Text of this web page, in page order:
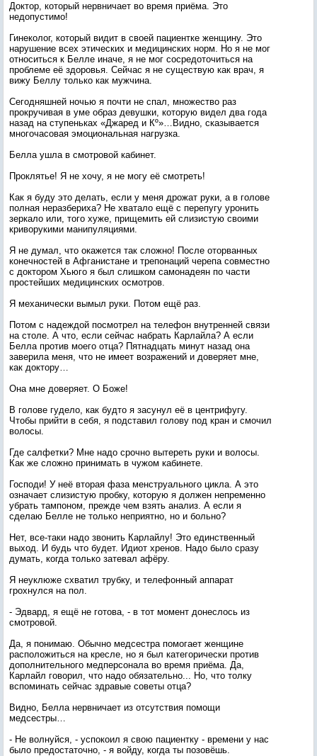
Доктор, который нервничает во время приёма. Это
недопустимо!
Гинеколог, который видит в своей пациентке женщину. Это
нарушение всех этических и медицинских норм. Но я не мог
относиться к Белле иначе, я не мог сосредоточиться на
проблеме её здоровья. Сейчас я не существую как врач, я
вижу Беллу только как мужчина.
Сегодняшней ночью я почти не спал, множество раз
прокручивая в уме образ девушки, которую видел два года
назад на ступеньках «Джаред и Кº»…Видно, сказывается
многочасовая эмоциональная нагрузка.
Белла ушла в смотровой кабинет.
Проклятье! Я не хочу, я не могу её смотреть!
Как я буду это делать, если у меня дрожат руки, а в голове
полная неразбериха? Не хватало ещё с перепугу уронить
зеркало или, того хуже, прищемить ей слизистую своими
криворукими манипуляциями.
Я не думал, что окажется так сложно! После оторванных
конечностей в Афганистане и трепонаций черепа совместно
с доктором Хьюго я был слишком самонадеян по части
простейших медицинских осмотров.
Я механически вымыл руки. Потом ещё раз.
Потом с надеждой посмотрел на телефон внутренней связи
на столе. А что, если сейчас набрать Карлайла? А если
Белла против моего отца? Пятнадцать минут назад она
заверила меня, что не имеет возражений и доверяет мне,
как доктору…
Она мне доверяет. О Боже!
В голове гудело, как будто я засунул её в центрифугу.
Чтобы прийти в себя, я подставил голову под кран и смочил
волосы.
Где салфетки? Мне надо срочно вытереть руки и волосы.
Как же сложно принимать в чужом кабинете.
Господи! У неё вторая фаза менструального цикла. А это
означает слизистую пробку, которую я должен непременно
убрать тампоном, прежде чем взять анализ. А если я
сделаю Белле не только неприятно, но и больно?
Нет, все-таки надо звонить Карлайлу! Это единственный
выход. И будь что будет. Идиот хренов. Надо было сразу
думать, когда только затевал афёру.
Я неуклюже схватил трубку, и телефонный аппарат
грохнулся на пол.
- Эдвард, я ещё не готова, - в тот момент донеслось из
смотровой.
Да, я понимаю. Обычно медсестра помогает женщине
расположиться на кресле, но я был категорически против
дополнительного медперсонала во время приёма. Да,
Карлайл говорил, что надо обязательно... Но, что толку
вспоминать сейчас здравые советы отца?
Видно, Белла нервничает из отсутствия помощи
медсестры…
- Не волнуйся, - успокоил я свою пациентку - времени у нас
было предостаточно, - я войду, когда ты позовёшь.